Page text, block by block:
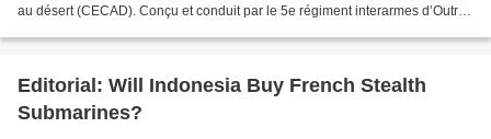
au désert (CECAD). Conçu et conduit par le 5e régiment interarmes d’Outre-
Editorial: Will Indonesia Buy French Stealth
Submarines?